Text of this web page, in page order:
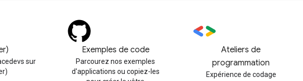
sur
Exemples de code
Parcourez nos exemples
d'applications ou copiez-les
Ateliers de
programmation
Expérience de codage